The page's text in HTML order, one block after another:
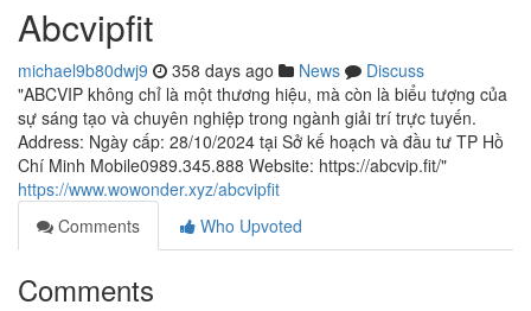
Abcvipfit
michael9b80dwj9 358 days ago News
Discuss
"ABCVIP không chỉ là một thương hiệu, mà còn là biểu tượng của
sự sáng tạo và chuyên nghiệp trong ngành giải trí trực tuyến.
Address: Ngày cấp: 28/10/2024 tại Sở kế hoạch và đầu tư TP Hồ
Chí Minh Mobile0989.345.888 Website: https://abcvip.fit/"
https://www.wowonder.xyz/abcvipfit
Comments
Who Upvoted
Comments